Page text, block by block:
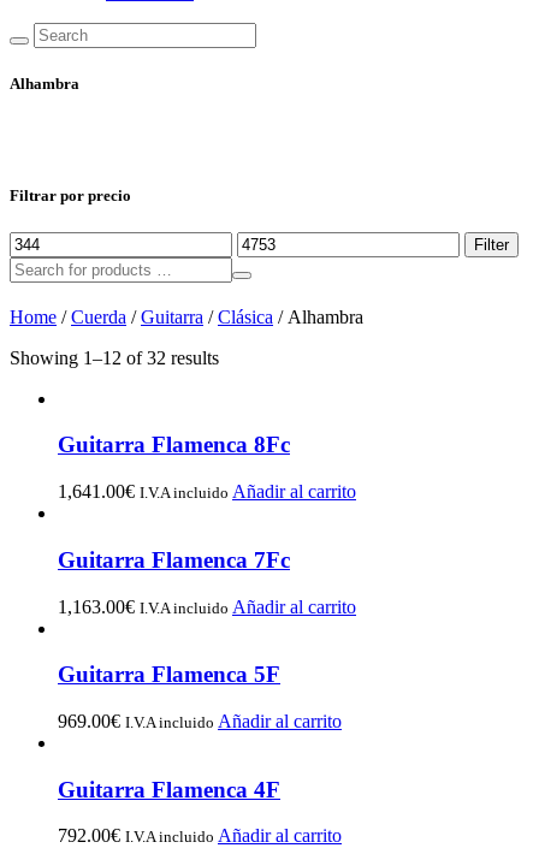
Alhambra
Home /Cuerda /Guitarra /Clásica / Alhambra
Showing 1–12 of 32 results
Guitarra Flamenca 8Fc
1,641.00€ I.V.A incluido Añadir al carrito
Guitarra Flamenca 7Fc
1,163.00€ I.V.A incluido Añadir al carrito
Guitarra Flamenca 5F
969.00€ I.V.A incluido Añadir al carrito
Guitarra Flamenca 4F
792.00€ I.V.A incluido Añadir al carrito
Filtrar por precio
Min
price
Max
price
Filter